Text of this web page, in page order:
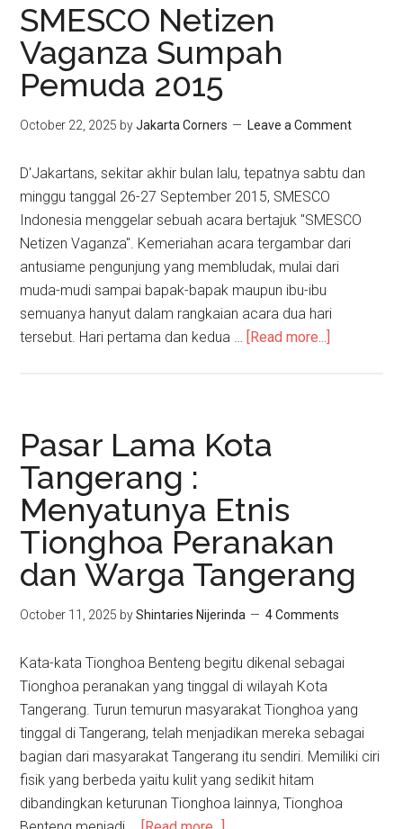
SMESCO Netizen
Vaganza Sumpah
Pemuda 2015
October 22, 2025 byJakarta Corners Leave a Comment
D'Jakartans, sekitar akhir bulan lalu, tepatnya sabtu dan
minggu tanggal 26-27 September 2015, SMESCO
Indonesia menggelar sebuah acara bertajuk "SMESCO
Netizen Vaganza". Kemeriahan acara tergambar dari
antusiame pengunjung yang membludak, mulai dari
muda-mudi sampai bapak-bapak maupun ibu-ibu
semuanya hanyut dalam rangkaian acara dua hari
tersebut. Hari pertama dan kedua … [Read more...]
Pasar Lama Kota
Tangerang :
Menyatunya Etnis
Tionghoa Peranakan
dan Warga Tangerang
October 11, 2025 byShintaries Nijerinda 4 Comments
Kata-kata Tionghoa Benteng begitu dikenal sebagai
Tionghoa peranakan yang tinggal di wilayah Kota
Tangerang. Turun temurun masyarakat Tionghoa yang
tinggal di Tangerang, telah menjadikan mereka sebagai
bagian dari masyarakat Tangerang itu sendiri. Memiliki ciri
fisik yang berbeda yaitu kulit yang sedikit hitam
dibandingkan keturunan Tionghoa lainnya, Tionghoa